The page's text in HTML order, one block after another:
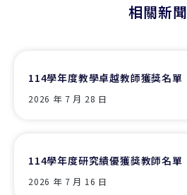
相關新聞
114學年度教學卓越教師獲獎名單
2026 年 7 月 28 日
114學年度研究績優獲獎教師名單
2026 年 7 月 16 日